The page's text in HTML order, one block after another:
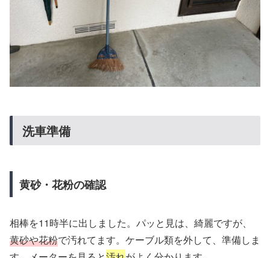
洗車準備
黄砂・花粉の確認
相棒を11時半に出しました。パッと見は、綺麗ですが、
黄砂や花粉で汚れてます。ケーブル類を外して、準備しま